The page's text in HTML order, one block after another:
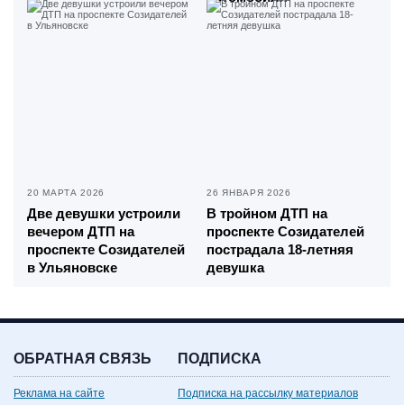
20 МАРТА 2026
Две девушки устроили
вечером ДТП на
проспекте Созидателей
в Ульяновске
26 ЯНВАРЯ 2026
В тройном ДТП на
проспекте Созидателей
пострадала 18-летняя
девушка
ОБРАТНАЯ СВЯЗЬ
Реклама на сайте
ПОДПИСКА
Подписка на рассылку материалов